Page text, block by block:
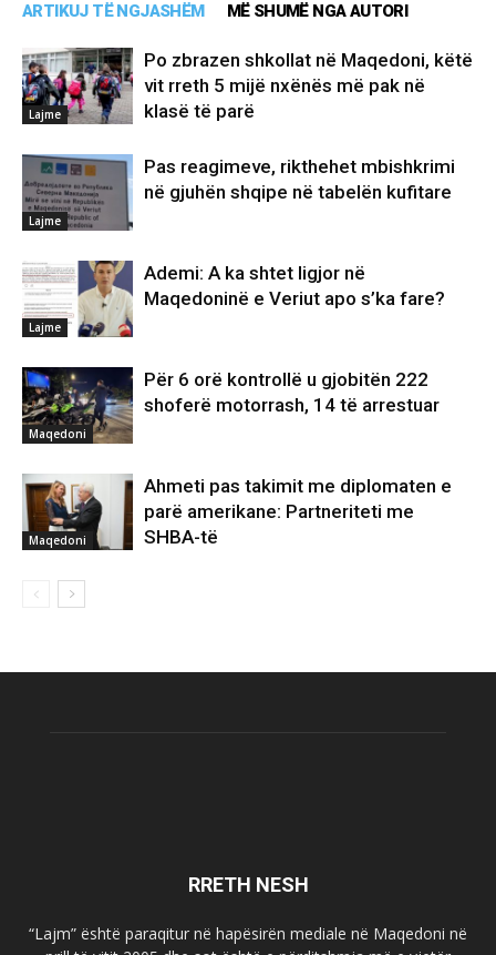
ARTIKUJ TË NGJASHËM MË SHUMË NGA AUTORI
Lajme
Po zbrazen shkollat në Maqedoni, këtë
vit rreth 5 mijë nxënës më pak në
klasë të parë
Lajme
Pas reagimeve, rikthehet mbishkrimi
në gjuhën shqipe në tabelën kufitare
Lajme
Ademi: A ka shtet ligjor në
Maqedoninë e Veriut apo s’ka fare?
Maqedoni
Për 6 orë kontrollë u gjobitën 222
shoferë motorrash, 14 të arrestuar
Maqedoni
Ahmeti pas takimit me diplomaten e
parë amerikane: Partneriteti me
SHBA-të
RRETH NESH
“Lajm” është paraqitur në hapësirën mediale në Maqedoni në